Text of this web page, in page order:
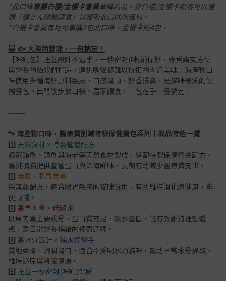
*此口味尊屬白櫻/金櫻卡會員單購商品。非白櫻/金櫻卡顧客可以選
購「健かん體驗禮盒」以獲取此口味咪瘋包。
*白櫻卡會員每月可單購2包此口味，金櫻卡則4包。
🐱 🐟 大海的鮮味，一包搞定！
【咪瘋包】扭蓋設計不沾手，一秒密封(咪瘋)保鮮，專為講究方便
與營養的貓奴們打造，連挑嘴貓都難以抗拒的肉泥美味！海產物口
味使用多種海鮮原料製成，口感滑順、鮮香撲鼻，是貓咪最愛的便
攜餐包。出門散步放口袋、居家餵食，一包在手一餐搞定！
⸻
🐾 海產物口味・醫療費削減特級保健餐包系列｜商品特色一覽
1️⃣ 天然食材 × 特製營養配方
嚴選鮪魚、鯖魚與海老等天然食材製成，搭配特製保健營養配方，
為挑嘴貓提供豐富蛋白與深海鮮味，長期有助減少醫療費支出。
2️⃣ 無穀‧腸胃友善
採無穀配方，適合腸胃敏感的貓咪食用，有助維持消化道健康，排
便順暢。
3️⃣ 高含肉量 × 低碳水
以魚肉為主要成分，蛋白質充足、碳水量低，能有效維持理想體
態，是日常營養補給的輕盈選擇。
4️⃣ 高水分設計 × 補水好幫手
質地柔滑、濕潤滑口，適合不愛喝水的貓咪，幫助日常水分攝取，
維持泌尿與腎臟健康。
5️⃣ 扭蓋一秒密封(咪瘋)保鮮